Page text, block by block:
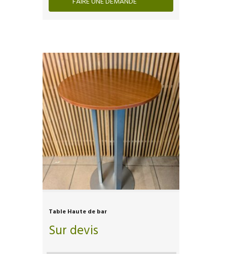
Table Haute de bar
Sur devis